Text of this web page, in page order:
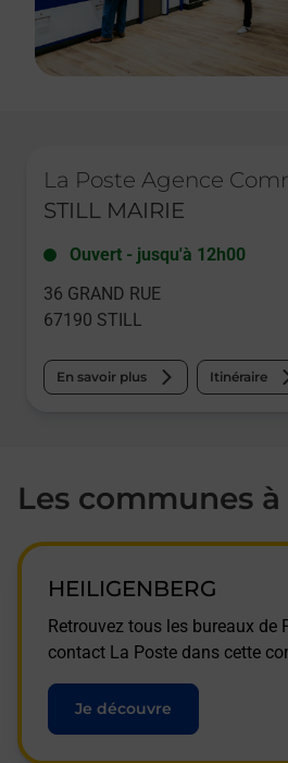
La Poste Agence
STILL MAIRIE
Ouvert - jusqu'à 12h00
36 GRAND RUE
67190 STILL
En savoir plus Itinéraire
Les communes
HEILIGENBERG
Retrouvez tous les bureaux de
contact La Poste dans cette
Je découvre